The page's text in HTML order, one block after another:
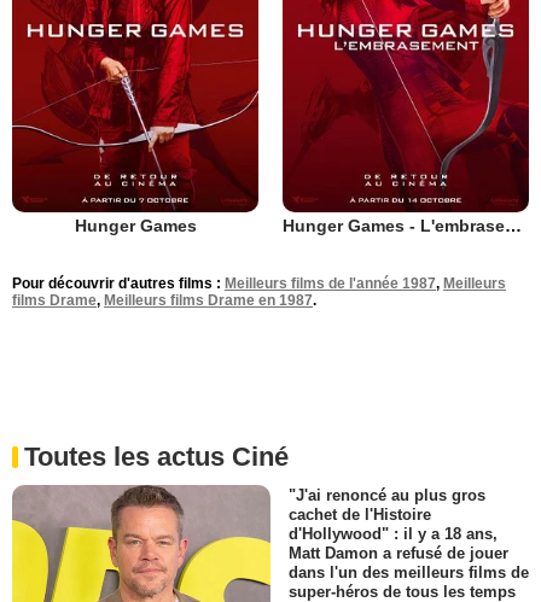
Hunger Games Hunger Games - L'embrasement
Pour découvrir d'autres films : Meilleurs films de l'année 1987, Meilleurs
films Drame, Meilleurs films Drame en 1987.
Toutes les actus Ciné
"J'ai renoncé au plus gros
cachet de l'Histoire
d'Hollywood" : il y a 18 ans,
Matt Damon a refusé de jouer
dans l'un des meilleurs films de
super-héros de tous les temps